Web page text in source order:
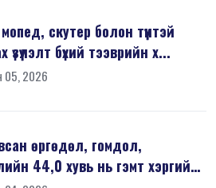
скутер болон түүнтэй
үзүүлэлт бүхий тээврийн х...
05, 2026
өргөдөл, гомдол,
44,0 хувь нь гэмт хэргийн